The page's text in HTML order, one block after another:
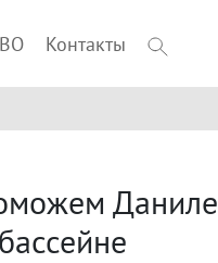
Контакты
Даниле